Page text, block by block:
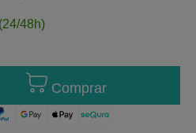
48h)
Comprar